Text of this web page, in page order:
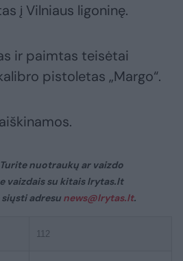
į Vilniaus ligoninę.
ir paimtas teisėtai
pistoletas „Margo“.
nuotraukų ar vaizdo
vaizdais su kitais lrytas.lt
adresu news@lrytas.lt.
112